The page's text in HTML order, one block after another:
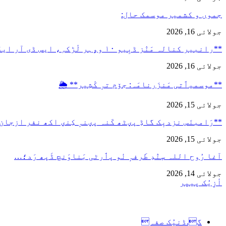
جموں و کشمیر موسمک حال:
جولائی 16, 2026
**رانبیر کنالہ مَنٛز ڈبِیو ۱۰ وۄہر لٔڑکہِ، ایس ڈی آر ایفَن…
جولائی 16, 2026
**موسمیٲتی مَنزَرنامَہ: جۆم تہٕ کٔشِیر** 🌦️
جولائی 15, 2026
**رَامبنَس نزدیٖک گاڈِ پؠٹھ کَنہ پؠنہٕ کِنؠ اکھ نفر
جولائی 15, 2026
آغا رُوح اللہ سٕنٛدِ طَرفہٕ نٔو پٲرٹی بَناوَنچ ڈَپھ رَد؛…
جولائی 14, 2026
أزِیُک پیپر
گ.ڈنیُک صفہ